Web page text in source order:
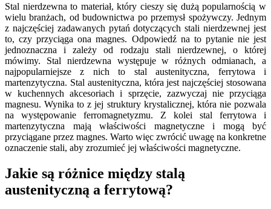
Stal nierdzewna to materiał, który cieszy się dużą popularnością w
wielu branżach, od budownictwa po przemysł spożywczy. Jednym
z najczęściej zadawanych pytań dotyczących stali nierdzewnej jest
to, czy przyciąga ona magnes. Odpowiedź na to pytanie nie jest
jednoznaczna i zależy od rodzaju stali nierdzewnej, o której
mówimy. Stal nierdzewna występuje w różnych odmianach, a
najpopularniejsze z nich to stal austenityczna, ferrytowa i
martenzytyczna. Stal austenityczna, która jest najczęściej stosowana
w kuchennych akcesoriach i sprzęcie, zazwyczaj nie przyciąga
magnesu. Wynika to z jej struktury krystalicznej, która nie pozwala
na występowanie ferromagnetyzmu. Z kolei stal ferrytowa i
martenzytyczna mają właściwości magnetyczne i mogą być
przyciągane przez magnes. Warto więc zwrócić uwagę na konkretne
oznaczenie stali, aby zrozumieć jej właściwości magnetyczne.
Jakie są różnice między stalą
austenityczną a ferrytową?